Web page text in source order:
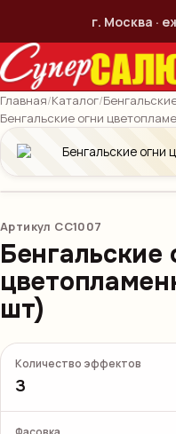
г. Москва ·
Главная/Каталог/
Бенгальские огни
Артикул СС1007
Бенгальские
шт)
Количество эффектов
3